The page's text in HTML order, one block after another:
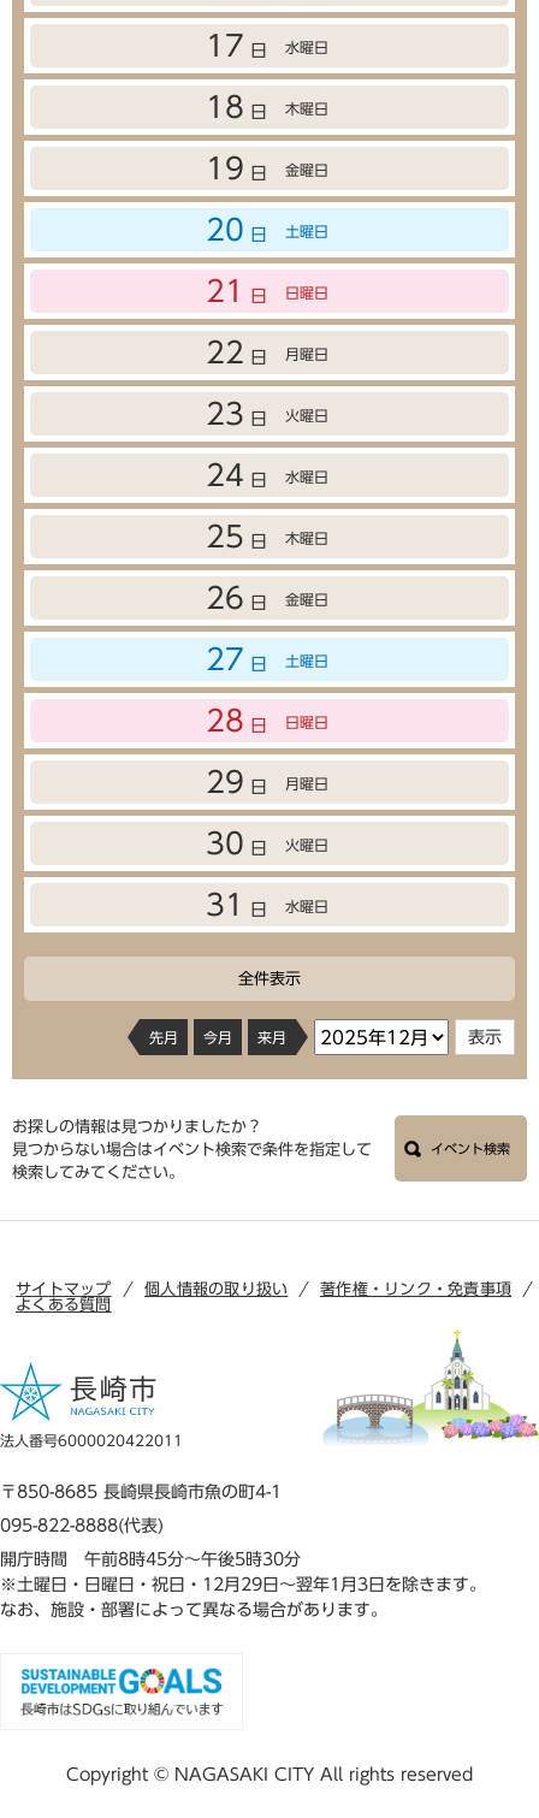
17 日 水曜日
18 日 木曜日
19 日 金曜日
20 日 土曜日
21 日 日曜日
22 日 月曜日
23 日 火曜日
24 日 水曜日
25 日 木曜日
26 日 金曜日
27 日 土曜日
28 日 日曜日
29 日 月曜日
30 日 火曜日
31 日 水曜日
全件表示
先月 今月 来月
お探しの情報は見つかりましたか？
見つからない場合はイベント検索で条件を指定して
検索してみてください。
イベント検索
サイトマップ 個人情報の取り扱い
著作権・リンク・免責事項
よくある質問
法人番号6000020422011
〒850-8685 長崎県長崎市魚の町4-1
095-822-8888(代表)
開庁時間 午前8時45分～午後5時30分
※土曜日・日曜日・祝日・12月29日～翌年1月3日を除きます。
なお、施設・部署によって異なる場合があります。
Copyright © NAGASAKI CITY All rights reserved